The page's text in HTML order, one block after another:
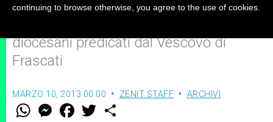
diocesani predicati dal Vescovo di
Frascati
MARZO 10, 2013 00:00 ZENIT STAFF ARCHIVI
W M
e
F
a w
continuing to browse otherwise, you agree to the use of cookies.